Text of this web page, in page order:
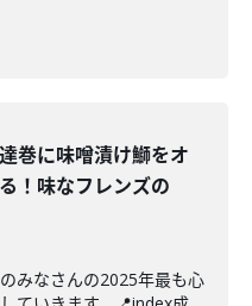
巻に味噌漬け鰤をオ
！味なフレンズの
みなさんの2025年最も心